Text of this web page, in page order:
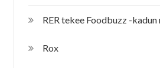
RER tekee Foodbuzz -
Rox